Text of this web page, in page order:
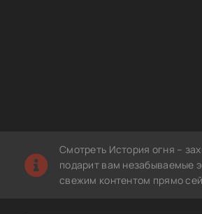
Смотреть История огня –
подарит вам незабываемые
свежим контентом прямо